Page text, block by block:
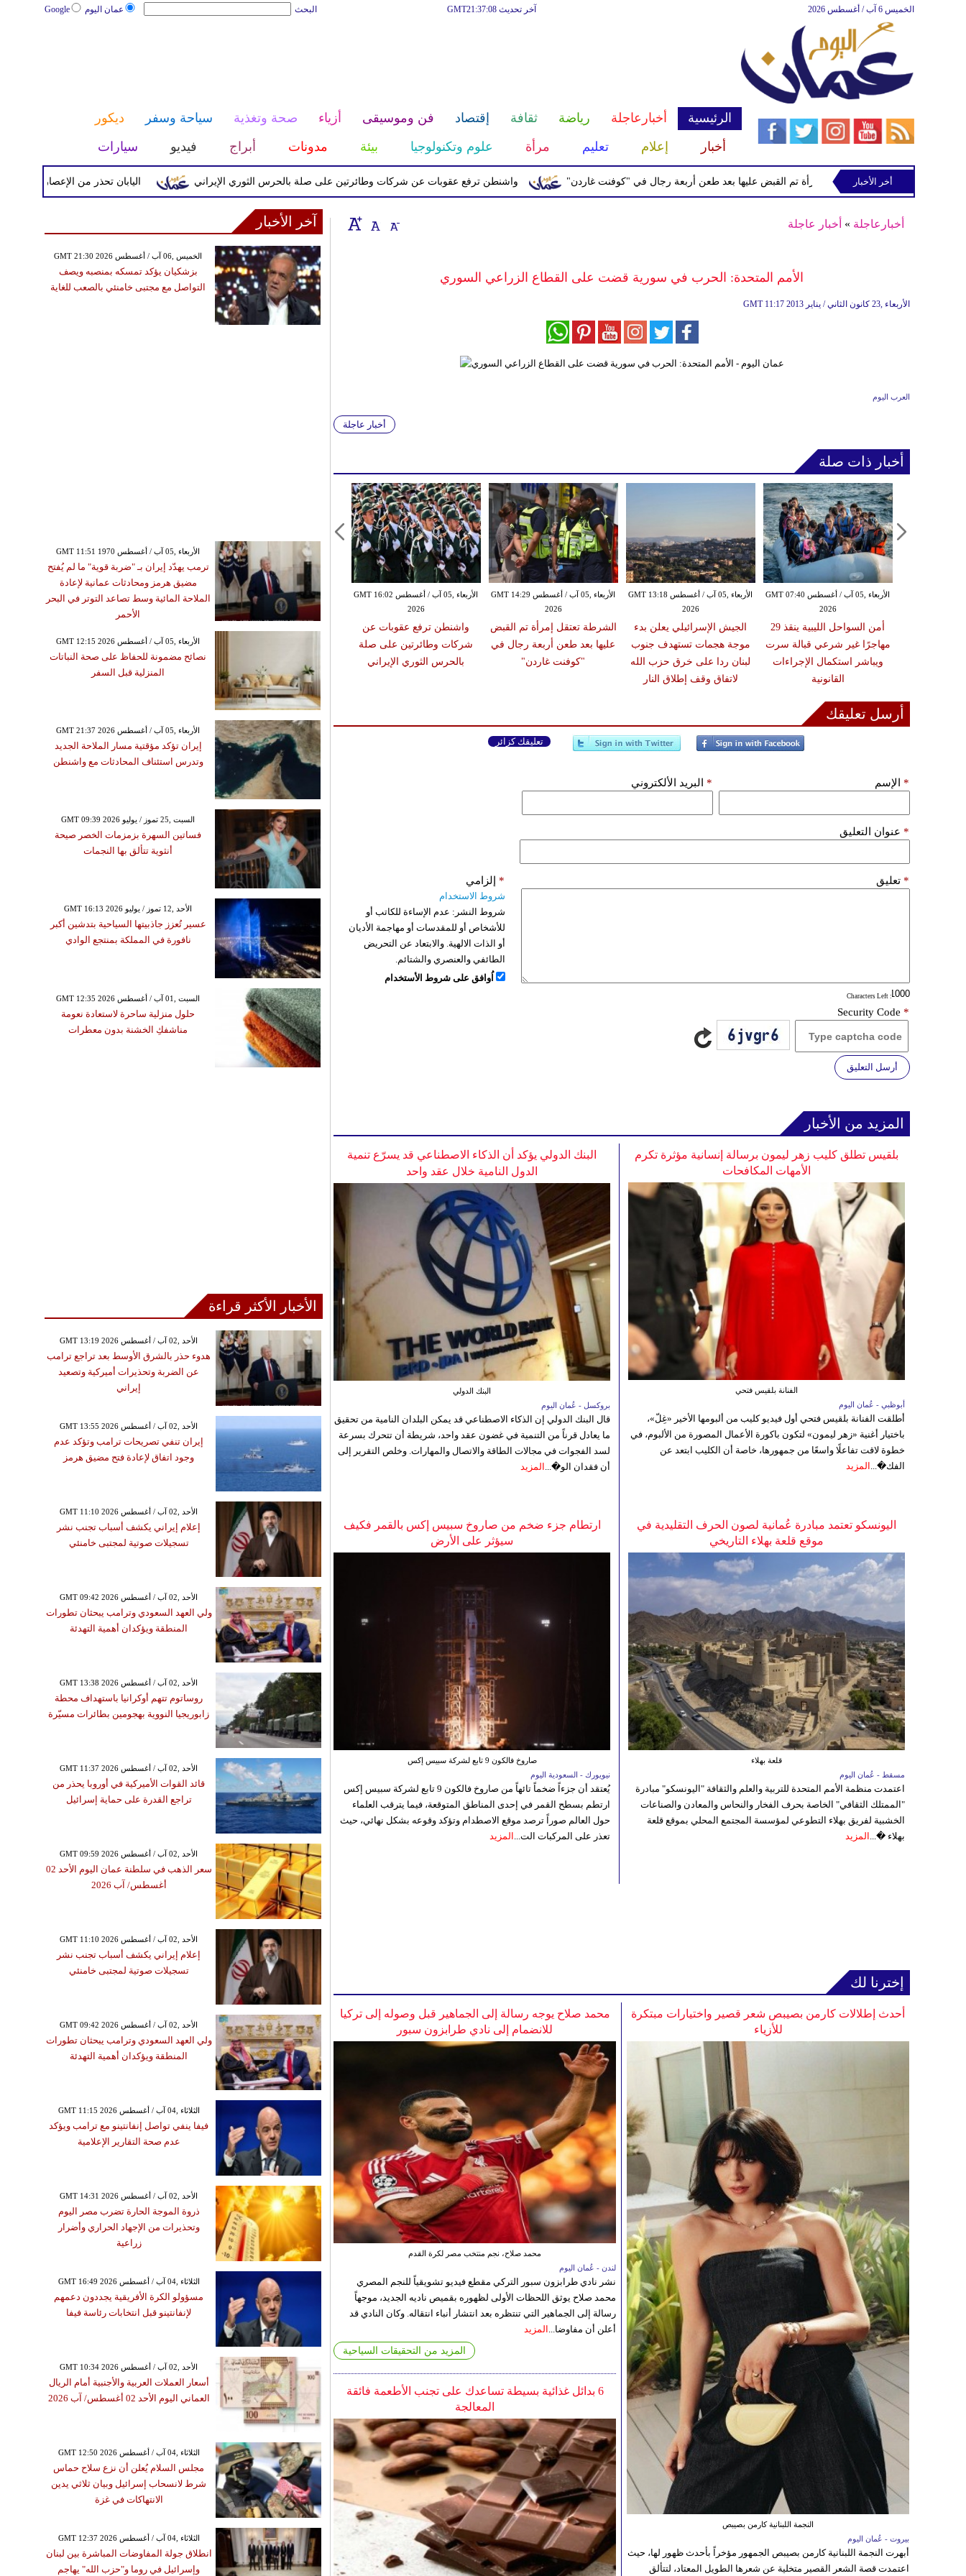
عمان اليوم Google البحث آخر تحديث GMT21:37:08 الخميس 6 آب / أغسطس 2026
الرئيسية أخبارعاجلة رياضة ثقافة إقتصاد فن وموسيقى أزياء صحة وتغذية سياحة وسفر
ديكور
أخبار
إعلام تعليم مرأة علوم وتكنولوجيا بيئة مدونات أبراج فيديو سيارات
اليابان تحذر من الإعصار دولفين ورياح واشنطن ترفع عقوبات عن شركات وطائرتين على صلة بالحرس الثوري الإيراني الشرطة تعتقل إمرأة تم القبض عليها بعد طعن أربعة رجال في "كوفنت غاردن"
أخر الأخبار
أخبارعاجلة » أخبار عاجلة
الأمم المتحدة: الحرب في سورية قضت على القطاع الزراعي السوري
GMT 11:17 2013 الأربعاء ,23 كانون الثاني / يناير
العرب اليوم
أخبار عاجلة
أخبار ذات صلة
الأربعاء ,05 آب / أغسطس GMT 16:02
2026
واشنطن ترفع عقوبات عن
شركات وطائرتين على صلة
بالحرس الثوري الإيراني
الأربعاء ,05 آب / أغسطس GMT 14:29
2026
الشرطة تعتقل إمرأة تم القبض
عليها بعد طعن أربعة رجال في
"كوفنت غاردن"
الأربعاء ,05 آب / أغسطس GMT 13:18
2026
الجيش الإسرائيلي يعلن بدء
موجة هجمات تستهدف جنوب
لبنان ردا على خرق حزب الله
لاتفاق وقف إطلاق النار
الأربعاء ,05 آب / أغسطس GMT 07:40
2026
أمن السواحل الليبية ينقذ 29
مهاجرًا غير شرعي قبالة سرت
ويباشر استكمال الإجراءات
القانونية
أرسل تعليقك
تعليقك كزائر
الإسم * البريد الألكتروني *
عنوان التعليق *
تعليق *
: Characters Left
إلزامي *
شروط الاستخدام
شروط النشر: عدم الإساءة للكاتب أو
للأشخاص أو للمقدسات أو مهاجمة الأديان
أو الذات الالهية. والابتعاد عن التحريض
الطائفي والعنصري والشتائم.
اُوافق على شروط الأستخدام
Security Code *
أرسل التعليق
المزيد من الأخبار
البنك الدولي يؤكد أن الذكاء الاصطناعي قد يسرّع تنمية
الدول النامية خلال عقد واحد
البنك الدولي
بروكسل - عُمان اليوم
قال البنك الدولي إن الذكاء الاصطناعي قد يمكن البلدان النامية من تحقيق
ما يعادل قرناً من التنمية في غضون عقد واحد، شريطة أن تتحرك بسرعة
لسد الفجوات في مجالات الطاقة والاتصال والمهارات. وخلص التقرير إلى
أن فقدان الو�... المزيد
بلقيس تطلق كليب زهر ليمون برسالة إنسانية مؤثرة تكرم
الأمهات المكافحات
الفنانة بلقيس فتحي
أبوظبي - عُمان اليوم
أطلقت الفنانة بلقيس فتحي أول فيديو كليب من ألبومها الأخير «غِلّ»،
باختيار أغنية «زهر ليمون» لتكون باكورة الأعمال المصورة من الألبوم، في
خطوة لاقت تفاعلًا واسعًا من جمهورها، خاصة أن الكليب ابتعد عن
الفك�... المزيد
ارتطام جزء ضخم من صاروخ سبيس إكس بالقمر فكيف
سيؤثر على الأرض
صاروخ فالكون 9 تابع لشركة سبيس إكس
نيويورك - السعودية اليوم
يُعتقد أن جزءاً ضخماً تائهاً من صاروخ فالكون 9 تابع لشركة سبيس إكس
ارتطم بسطح القمر في إحدى المناطق المتوقعة، فيما يترقب العلماء
حول العالم صوراً ترصد موقع الاصطدام وتؤكد وقوعه بشكل نهائي، حيث
تعذر على المركبات الت... المزيد
اليونسكو تعتمد مبادرة عُمانية لصون الحرف التقليدية في
موقع قلعة بهلاء التاريخي
قلعة بهلاء
مسقط - عُمان اليوم
اعتمدت منظمة الأمم المتحدة للتربية والعلم والثقافة "اليونسكو" مبادرة
"الممتلك الثقافي" الخاصة بحرف الفخار والنحاس والمعادن والصناعات
الخشبية لفريق بهلاء التطوعي لمؤسسة المجتمع المحلي بموقع قلعة
بهلاء �... المزيد
إخترنا لك
محمد صلاح يوجه رسالة إلى الجماهير قبل وصوله إلى تركيا
للانضمام إلى نادي طرابزون سبور
محمد صلاح، نجم منتخب مصر لكرة القدم
لندن - عُمان اليوم
نشر نادي طرابزون سبور التركي مقطع فيديو تشويقياً للنجم المصري
محمد صلاح يوثق اللحظات الأولى لظهوره بقميص ناديه الجديد، موجهاً
رسالة إلى الجماهير التي تنتظره بعد انتشار أنباء انتقاله. وكان النادي قد
أعلن أن مفاوضا... المزيد
المزيد من التحقيقات السياحية
6 بدائل غذائية بسيطة تساعدك على تجنب الأطعمة فائقة
المعالجة
أحدث إطلالات كارمن بصيبص شعر قصير واختيارات مبتكرة
للأزياء
النجمة اللبنانية كارمن بصيبص
بيروت - عُمان اليوم
أبهرت النجمة اللبنانية كارمن بصيبص الجمهور مؤخراً بأحدث ظهور لها، حيث
اعتمدت قصة الشعر القصير متخلية عن شعرها الطويل المعتاد، لتتألق
آخر الأخبار
GMT 21:30 2026 الخميس ,06 آب / أغسطس
بزشكيان يؤكد تمسكه بمنصبه ويصف
التواصل مع مجتبى خامنئي بالصعب للغاية
GMT 11:51 1970 الأربعاء ,05 آب / أغسطس
ترمب يهدّد إيران بـ "ضربة قوية" ما لم يُفتح
مضيق هرمز ومحادثات عمانية لإعادة
الملاحة المائية وسط تصاعد التوتر في البحر
الأحمر
GMT 12:15 2026 الأربعاء ,05 آب / أغسطس
نصائح مضمونة للحفاظ على صحة النباتات
المنزلية قبل السفر
GMT 21:37 2026 الأربعاء ,05 آب / أغسطس
إيران تؤكد مؤقتية مسار الملاحة الجديد
وتدرس استئناف المحادثات مع واشنطن
GMT 09:39 2026 السبت ,25 تموز / يوليو
فساتين السهرة بزمزمات الخصر صيحة
أنثوية تتألق بها النجمات
GMT 16:13 2026 الأحد ,12 تموز / يوليو
عسير تُعزز جاذبيتها السياحية بتدشين أكبر
نافورة في المملكة بمنتجع الوادي
GMT 12:35 2026 السبت ,01 آب / أغسطس
حلول منزلية ساحرة لاستعادة نعومة
مناشفكِ الخشنة بدون معطرات
الأخبار الأكثر قراءة
GMT 13:19 2026 الأحد ,02 آب / أغسطس
هدوء حذر بالشرق الأوسط بعد تراجع ترامب
عن الضربة وتحذيرات أميركية وتصعيد
إيراني
GMT 13:55 2026 الأحد ,02 آب / أغسطس
إيران تنفي تصريحات ترامب وتؤكد عدم
وجود اتفاق لإعادة فتح مضيق هرمز
GMT 11:10 2026 الأحد ,02 آب / أغسطس
إعلام إيراني يكشف أسباب تجنب نشر
تسجيلات صوتية لمجتبى خامنئي
GMT 09:42 2026 الأحد ,02 آب / أغسطس
ولي العهد السعودي وترامب يبحثان تطورات
المنطقة ويؤكدان أهمية التهدئة
GMT 13:38 2026 الأحد ,02 آب / أغسطس
روساتوم تتهم أوكرانيا باستهداف محطة
زابوريجيا النووية بهجومين بطائرات مسيّرة
GMT 11:37 2026 الأحد ,02 آب / أغسطس
قائد القوات الأميركية في أوروبا يحذر من
تراجع القدرة على حماية إسرائيل
GMT 09:59 2026 الأحد ,02 آب / أغسطس
سعر الذهب في سلطنة عمان اليوم الأحد 02
أغسطس/ آب 2026
GMT 11:10 2026 الأحد ,02 آب / أغسطس
إعلام إيراني يكشف أسباب تجنب نشر
تسجيلات صوتية لمجتبى خامنئي
GMT 09:42 2026 الأحد ,02 آب / أغسطس
ولي العهد السعودي وترامب يبحثان تطورات
المنطقة ويؤكدان أهمية التهدئة
GMT 11:15 2026 الثلاثاء ,04 آب / أغسطس
فيفا ينفي تواصل إنفانتينو مع ترامب ويؤكد
عدم صحة التقارير الإعلامية
GMT 14:31 2026 الأحد ,02 آب / أغسطس
ذروة الموجة الحارة تضرب مصر اليوم
وتحذيرات من الإجهاد الحراري وأضرار
زراعية
GMT 16:49 2026 الثلاثاء ,04 آب / أغسطس
مسؤولو الكرة الأفريقية يجددون دعمهم
لإنفانتينو قبل انتخابات رئاسة فيفا
GMT 10:34 2026 الأحد ,02 آب / أغسطس
أسعار العملات العربية والأجنبية أمام الريال
العماني اليوم الأحد 02 أغسطس/ آب 2026
GMT 12:50 2026 الثلاثاء ,04 آب / أغسطس
مجلس السلام يُعلن أن نزع سلاح حماس
شرط لانسحاب إسرائيل وبيان ثلاثي يدين
الانتهاكات في غزة
GMT 12:37 2026 الثلاثاء ,04 آب / أغسطس
انطلاق جولة المفاوضات المباشرة بين لبنان
وإسرائيل في روما و"حزب الله" يهاجم